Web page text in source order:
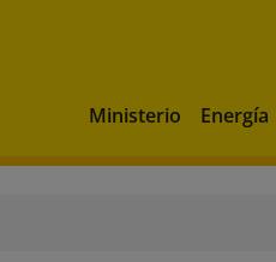
Ministerio Energía